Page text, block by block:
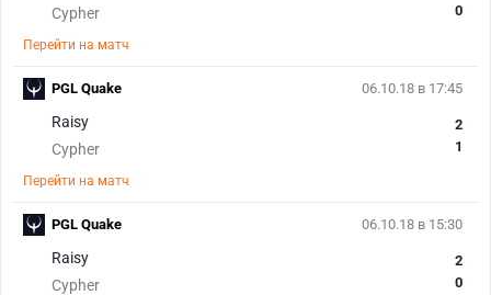
Cypher
0
Перейти на матч
06.10.18 в 17:45
Raisy
Cypher
2
1
Перейти на матч
PGL Quake
06.10.18 в 15:30
Raisy
Cypher
2
0
PGL Quake